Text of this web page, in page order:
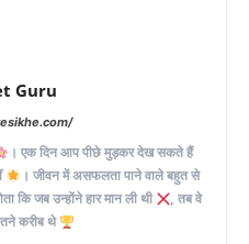
Guru
। एक दिन आप पीछे मुड़कर देख सकते हैं
। जीवन में असफलता पाने वाले बहुत से
कि जब उन्होंने हार मान ली थी
, तब वे
करीब थे